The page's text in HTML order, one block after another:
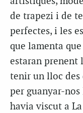
de trapezi i de
perfectes, i les
que lamenta
estaran prenent
tenir un lloc des
per guanyar-nos
havia viscut a